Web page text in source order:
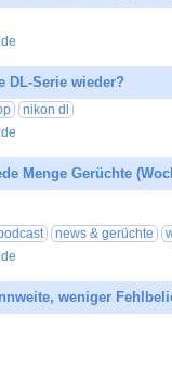
DL-Serie wieder?
nikon dl
Menge Gerüchte
news & gerüchte
weniger